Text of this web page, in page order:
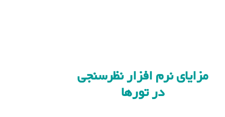
مزایای نرم افزار نظرسنجی
در تورها